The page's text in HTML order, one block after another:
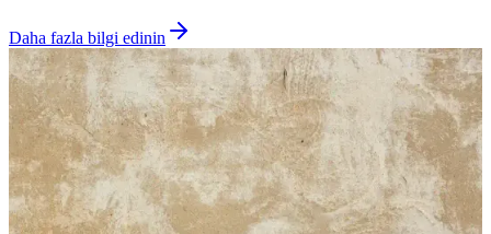
Daha fazla bilgi edinin